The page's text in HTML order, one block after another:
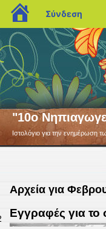
"10ο
Ιστολόγιο για την ενημέρωση
Αρχεία για
Εγγραφές για το
blogs.sch.gr
Σύνδεση